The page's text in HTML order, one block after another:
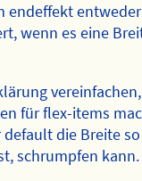
endeffekt entweder
wenn es eine
vereinfachen,
für flex-items
die Breite so
schrumpfen kann.